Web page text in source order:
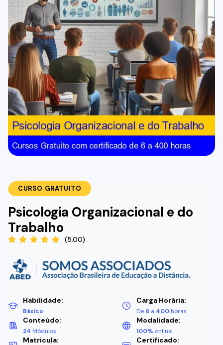
CURSO GRATUITO
Psicologia Organizacional e do
Trabalho
(5.00)
Habilidade:
Básico
Carga Horária:
De 6 a 400 horas
Conteúdo:
24 Módulos
Modalidade:
100% online.
Matricula: Certificado: